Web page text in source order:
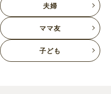
夫婦
ママ友
子ども